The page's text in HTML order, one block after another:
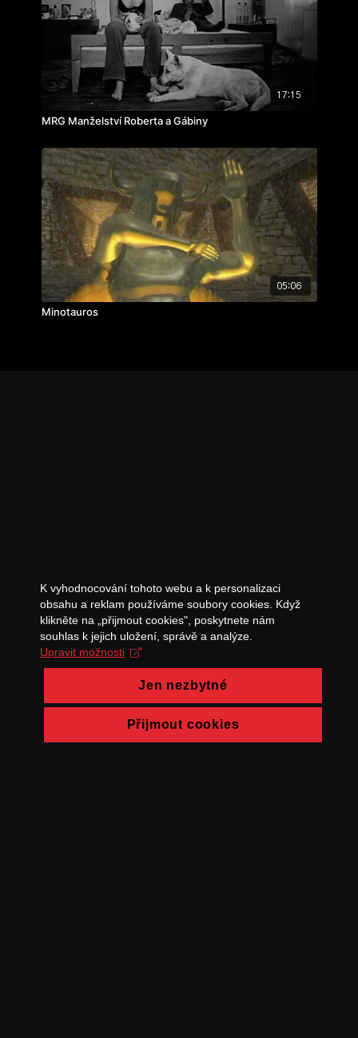
17:15
MRG Manželství Roberta a Gábiny
05:06
Minotauros
K vyhodnocování tohoto webu a k personalizaci
obsahu a reklam používáme soubory cookies. Když
klikněte na „přijmout cookies", poskytnete nám
souhlas k jejich uložení, správě a analýze.
Upravit možnosti
Jen nezbytné
Přijmout cookies